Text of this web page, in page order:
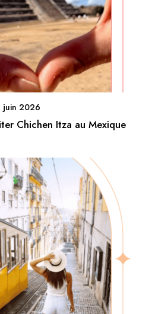
juin 2026
Chichen Itza au Mexique